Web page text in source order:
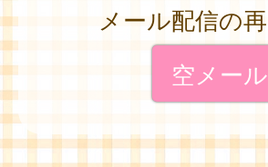
メール配信の
空メー